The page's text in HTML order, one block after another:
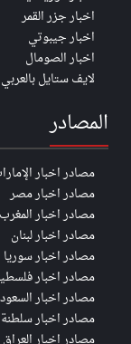
اخبار جزر القمر
اخبار جيبوتي
اخبار الصومال
لايف ستايل بالعربي
المصادر
مصادر اخبار
مصادر اخبار مصر
مصادر اخبار المغرب
مصادر اخبار لبنان
مصادر اخبار سوريا
مصادر اخبار
مصادر اخبار
مصادر اخبار